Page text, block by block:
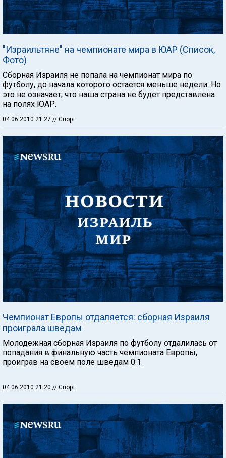
"Израильтяне" на чемпионате мира в ЮАР (Список,
Фото)
Сборная Израиля не попала на чемпионат мира по
футболу, до начала которого остается меньше недели. Но
это не означает, что наша страна не будет представлена
на полях ЮАР.
04.06.2010 21:27 // Спорт
Чемпионат Европы отдаляется: сборная Израиля
проиграла шведам
Молодежная сборная Израиля по футболу отдалилась от
попадания в финальную часть чемпионата Европы,
проиграв на своем поле шведам 0:1.
04.06.2010 21:20 // Спорт